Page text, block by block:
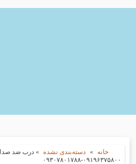
خانه » دسته‌بندی نشده » درب ضد
۰۹۱۹۶۳۷۵۸۰۰-۰۹۳۰۷۸۰۱۷۸۸